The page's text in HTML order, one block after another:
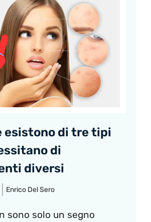
esistono di tre tipi
di
diversi
Enrico Del Sero
sono solo un segno